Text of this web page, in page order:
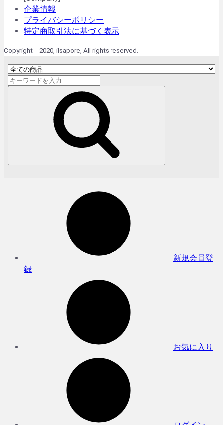
企業情報
プライバシーポリシー
特定商取引法に基づく表示
Copyright 2020, ilsapore, All rights reserved.
新規会員登
録
お気に入り